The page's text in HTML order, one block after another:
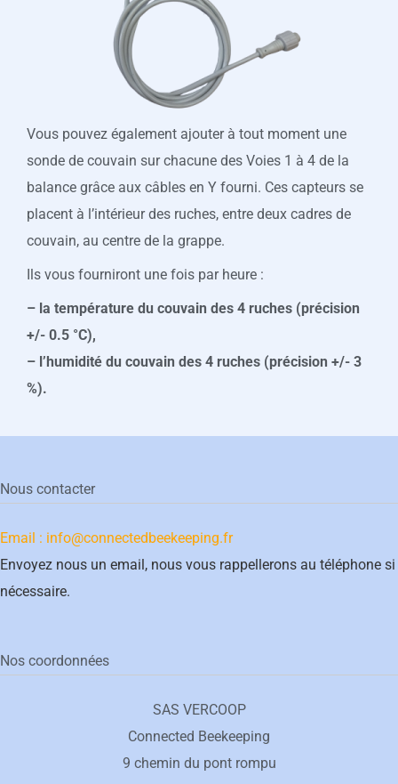
Vous pouvez également ajouter à tout moment une
sonde de couvain sur chacune des Voies 1 à 4 de la
balance grâce aux câbles en Y fourni. Ces capteurs se
placent à l’intérieur des ruches, entre deux cadres de
couvain, au centre de la grappe.
Ils vous fourniront une fois par heure :
– la température du couvain des 4 ruches (précision
+/- 0.5 °C),
– l’humidité du couvain des 4 ruches (précision +/- 3
%).
Nous contacter
Email : info@connectedbeekeeping.fr
Envoyez nous un email, nous vous rappellerons au téléphone si
nécessaire.
Nos coordonnées
SAS VERCOOP
Connected Beekeeping
9 chemin du pont rompu